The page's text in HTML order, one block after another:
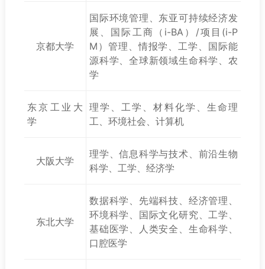
京都大学
国际环境管理、东亚可持续经济发
展、国际工商（i-BA）/项目(i-P
M）管理、情报学、工学、国际能
源科学、全球新领域生命科学、农
学
东京工业大
学
理学、工学、材料化学、生命理
工、环境社会、计算机
大阪大学
理学、信息科学与技术、前沿生物
科学、工学、经济学
东北大学
数据科学、先端科技、经济管理、
环境科学、国际文化研究、工学、
基础医学、人类安全、生命科学、
口腔医学